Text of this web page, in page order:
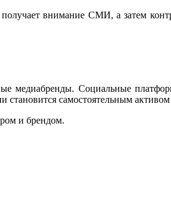
получает внимание СМИ, а затем
медиабренды. Социальные
самостоятельным
и брендом.